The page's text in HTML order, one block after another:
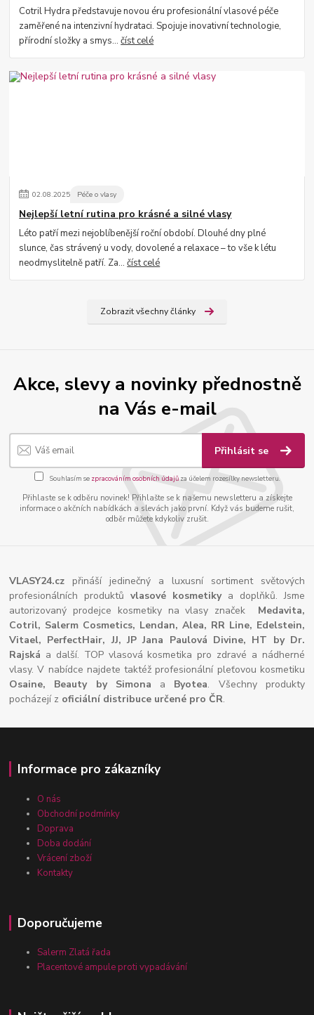
Cotril Hydra představuje novou éru profesionální vlasové péče
zaměřené na intenzivní hydrataci. Spojuje inovativní technologie,
přírodní složky a smys...číst celé
02.08.2025 Péče o vlasy
Nejlepší letní rutina pro krásné a silné vlasy
Léto patří mezi nejoblíbenější roční období. Dlouhé dny plné
slunce, čas strávený u vody, dovolené a relaxace – to vše k létu
neodmyslitelně patří. Za...číst celé
Zobrazit všechny články
Akce, slevy a novinky přednostně
na Vás e-mail
Přihlásit se
Souhlasím se zpracováním osobních údajůza účelem rozesílky newsletteru.
Přihlaste se k odběru novinek! Přihlašte se k našemu newsletteru a získejte
informace o akčních nabídkách a slevách jako první. Když vás budeme rušit,
odběr můžete kdykoliv zrušit.
VLASY24.cz přináší jedinečný a luxusní sortiment světových
profesionálních produktůvlasové kosmetikya doplňků. Jsme
autorizovaný prodejce kosmetiky na vlasy značek Medavita,
Cotril, Salerm Cosmetics, Lendan, Alea, RR Line, Edelstein,
Vitael, PerfectHair, JJ, JP Jana Paulová Divine, HT by Dr.
Rajská a další. TOP vlasová kosmetika pro zdravé a nádherné
vlasy. V nabídce najdete taktéž profesionální pleťovou kosmetiku
Osaine, Beauty by Simona a Byotea. Všechny produkty
pocházejí z oficiální distribuce určené pro ČR.
Informace pro zákazníky
O nás
Obchodní podmínky
Doprava
Doba dodání
Vrácení zboží
Kontakty
Doporučujeme
Salerm Zlatá řada
Placentové ampule proti vypadávání